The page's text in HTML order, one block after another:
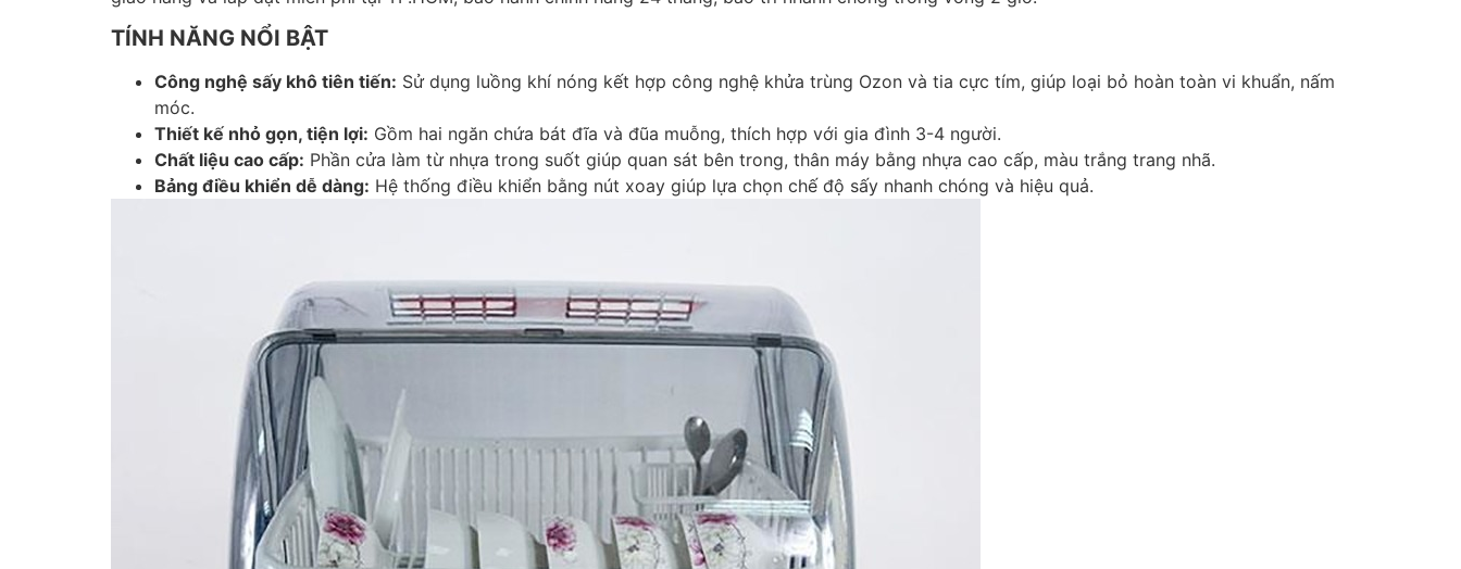
TÍNH NĂNG NỔI BẬT
Công nghệ sấy khô tiên tiến: Sử dụng luồng khí nóng kết hợp công nghệ khửa trùng Ozon và tia cực tím, giúp loại bỏ hoàn toàn vi khuẩn, nấm
móc.
Thiết kế nhỏ gọn, tiện lợi: Gồm hai ngăn chứa bát đĩa và đũa muỗng, thích hợp với gia đình 3-4 người.
Chất liệu cao cấp: Phần cửa làm từ nhựa trong suốt giúp quan sát bên trong, thân máy bằng nhựa cao cấp, màu trắng trang nhã.
Bảng điều khiển dễ dàng: Hệ thống điều khiển bằng nút xoay giúp lựa chọn chế độ sấy nhanh chóng và hiệu quả.